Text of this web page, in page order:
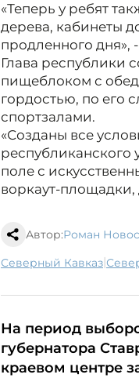
«Теперь у ребят
дерева, кабинеты
продленного дня»,
Глава республики
пищеблоком с
гордостью, по его
спортзалами.
«Созданы все
республиканского
поле с
воркаут-
Автор:Роман
Северный Кавказ|
На период
губернатора
краевом центре